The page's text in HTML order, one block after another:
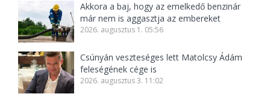
Akkora a baj, hogy az emelkedő benzinár
már nem is aggasztja az embereket
2026. augusztus 1. 05:56
Csúnyán veszteséges lett Matolcsy Ádám
feleségének cége is
2026. augusztus 3. 11:02